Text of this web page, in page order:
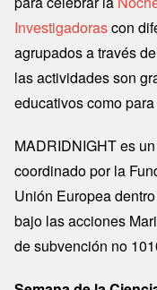
Investigadorascon
agrupados a través
las actividades son
educativos como
MADRIDNIGHT es
coordinado por la
Unión Europea
bajo las acciones
de subvención no